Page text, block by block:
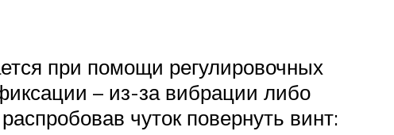
при помощи регулировочных
– из-за вибрации либо
чуток повернуть винт: